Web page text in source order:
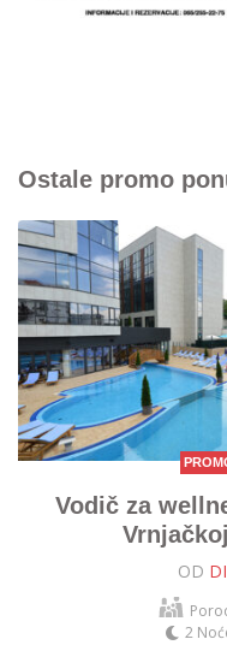
Ostale promo
Vodič za
OD
2